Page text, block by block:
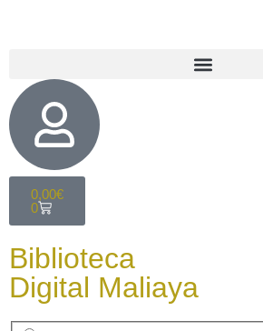
0,00€
0
Biblioteca
Digital Maliaya